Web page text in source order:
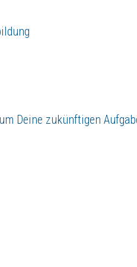
Deine zukünftigen